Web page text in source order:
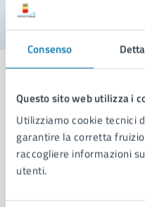
Consenso
Questo sito web utilizza i
Utilizziamo cookie tecnici
garantire la corretta
raccogliere informazioni
utenti.
Comune di
AMMINISTRAZIONE